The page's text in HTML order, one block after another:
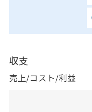
収支
売上/コスト/利益